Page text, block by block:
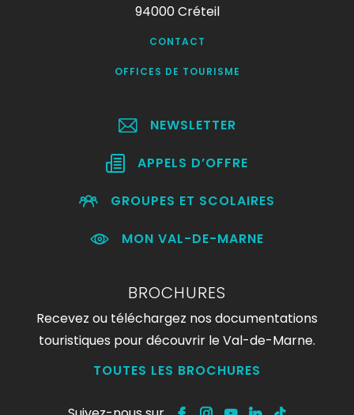
94000 Créteil
CONTACT
OFFICES DE TOURISME
NEWSLETTER
APPELS D’OFFRE
GROUPES ET SCOLAIRES
MON VAL-DE-MARNE
BROCHURES
Recevez ou téléchargez nos documentations
touristiques pour découvrir le Val-de-Marne.
TOUTES LES BROCHURES